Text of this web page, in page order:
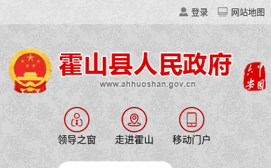
登录 网站地图
领导之窗 走进霍山 移动门户